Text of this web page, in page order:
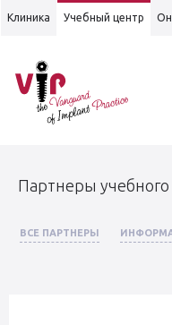
Клиника Учебный центр
Партнеры
ВСЕ ПАРТНЕРЫ